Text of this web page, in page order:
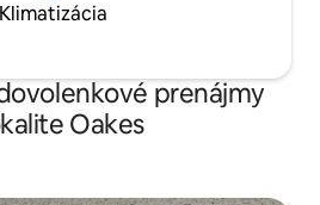
Klimatizácia
prenájmy
Oakes